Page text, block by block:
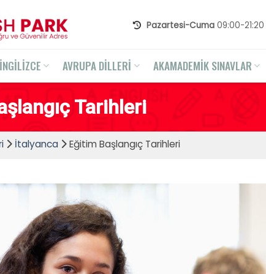
Pazartesi-Cuma 09:00-21:20
İNGİLİZCE AVRUPA DİLLERİ AKAMADEMİK SINAVLAR
Tarihleri
İtalyanca Eğitim Başlangıç Tarihleri